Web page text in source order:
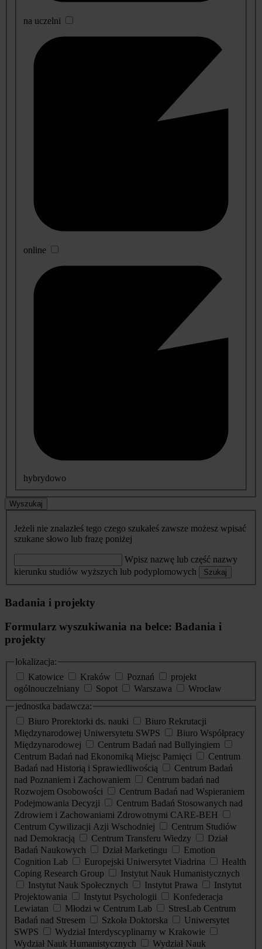
na uczelni
online
hybrydowo
Wyszukaj
Jeżeli nie znalazłeś tego czego szukałeś zawsze możesz wpisać
szukane słowo lub frazę poniżej
Wpisz nazwę lub część nazwy
kierunku studiów wyższych lub podyplomowych
Szukaj
Badania i projekty
Formularz wyszukiwania na belce: Badania i
projekty
lokalizacja:
Katowice
Kraków Poznań
projekt
ogólnouczelniany
Sopot Warszawa
Wrocław
jednostka badawcza:
Biuro Prorektorki ds. nauki
Biuro Rekrutacji
Międzynarodowej Uniwersytetu SWPS
Biuro Współpracy
Międzynarodowej
Centrum Badań nad Bullyingiem
Centrum Badań nad Ekonomiką Miejsc Pamięci
Centrum
Badań nad Historią i Sprawiedliwością
Centrum Badań
nad Poznaniem i Zachowaniem
Centrum badań nad
Rozwojem Osobowości
Centrum Badań nad Wspieraniem
Podejmowania Decyzji
Centrum Badań Stosowanych nad
Zdrowiem i Zachowaniami Zdrowotnymi CARE-BEH
Centrum Cywilizacji Azji Wschodniej
Centrum Studiów
nad Demokracją
Centrum Transferu Wiedzy
Dział
Badań Naukowych
Dział Marketingu
Emotion
Cognition Lab
Europejski Uniwersytet Viadrina
Health
Coping Research Group
Instytut Nauk Humanistycznych
Instytut Nauk Społecznych
Instytut Prawa
Instytut
Projektowania
Instytut Psychologii
Konfederacja
Lewiatan
Młodzi w Centrum Lab
StresLab Centrum
Badań nad Stresem
Szkoła Doktorska
Uniwersytet
SWPS
Wydział Interdyscyplinarny w Krakowie
Wydział Nauk Humanistycznych
Wydział Nauk